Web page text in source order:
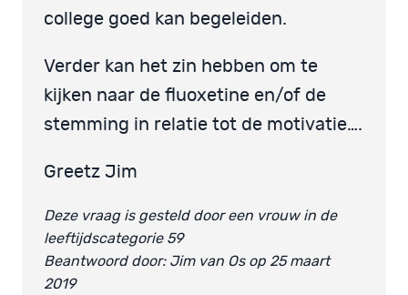
college goed kan begeleiden.
Verder kan het zin hebben om te
kijken naar de fluoxetine en/of de
stemming in relatie tot de motivatie….
Greetz Jim
Deze vraag is gesteld door een vrouw in de
leeftijdscategorie 59
Beantwoord door: Jim van Os op 25 maart
2019